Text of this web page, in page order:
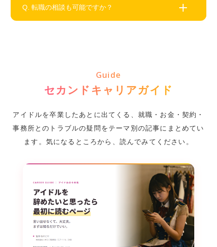
また、現役アイドルの方に向けたアルバイトのご紹
Q. 転職の相談も可能ですか？
として就職された事例もございます。
Guide
セカンドキャリアガイド
アイドルを卒業したあとに出てくる、就職・お金・契約・
事務所とのトラブルの疑問をテーマ別の記事にまとめてい
ます。気になるところから、読んでみてください。